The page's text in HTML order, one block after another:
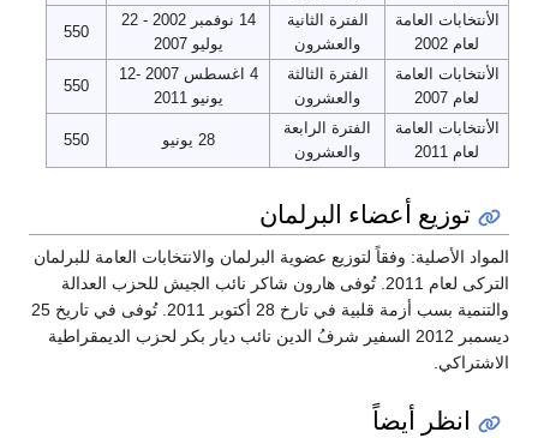
الأنتخابات العامة
لعام 2002
الفترة الثانية
والعشرون
14 نوفمبر 2002 - 22
يوليو 2007
550
الأنتخابات العامة
لعام 2007
الفترة الثالثة
والعشرون
4 اغسطس 2007 -12
يونيو 2011
550
الأنتخابات العامة
لعام 2011
الفترة الرابعة
والعشرون
28 يونيو 550
توزيع أعضاء البرلمان
المواد الأصلية: وفقاً لتوزيع عضوية البرلمان والانتخابات العامة للبرلمان
التركى لعام 2011. تُوفى هارون شاكر نائب الجيش للحزب العدالة
والتنمية بسب أزمة قلبية في تارخ 28 أكتوبر 2011. تُوفى في تاريخ 25
ديسمبر 2012 السفير شرفُ الدين نائب ديار بكر لحزب الديمقراطية
الاشتراكي.
انظر أيضاً